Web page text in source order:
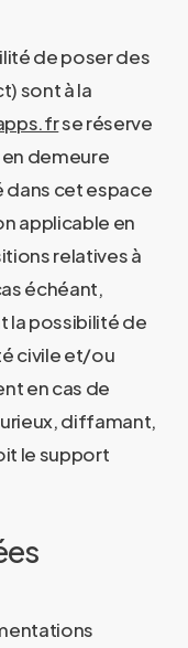
de poser des
sont à la
se réserve
demeure
cet espace
applicable en
relatives à
échéant,
la possibilité de
civile et/ou
en cas de
diffamant,
le support